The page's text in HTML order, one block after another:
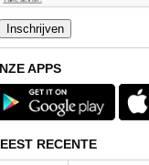
APPS
RECENTE